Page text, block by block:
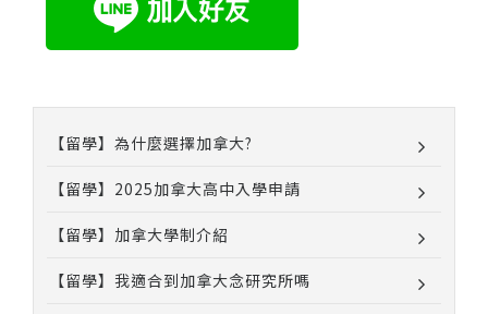
【留學】為什麼選擇加拿大?
【留學】2025加拿大高中入學申請
【留學】加拿大學制介紹
【留學】我適合到加拿大念研究所嗎